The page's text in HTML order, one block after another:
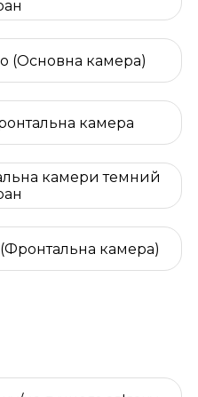
(Основна камера)
камера
камери темний
камера)